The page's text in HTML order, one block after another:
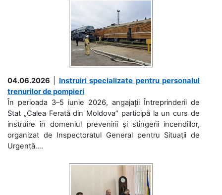
04.06.2026
Instruiri specializate pentru personalul
trenurilor de pompieri
În perioada 3–5 iunie 2026, angajații Întreprinderii de
Stat „Calea Ferată din Moldova” participă la un curs de
instruire în domeniul prevenirii și stingerii incendiilor,
organizat de Inspectoratul General pentru Situații de
Urgență....